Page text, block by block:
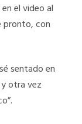
el video al
pronto, con
sentado en
otra vez